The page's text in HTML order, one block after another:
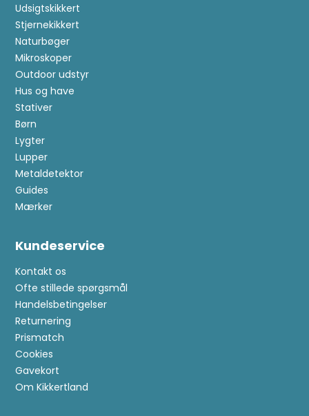
Udsigtskikkert
Stjernekikkert
Naturbøger
Mikroskoper
Outdoor udstyr
Hus og have
Stativer
Børn
Lygter
Lupper
Metaldetektor
Guides
Mærker
Kundeservice
Kontakt os
Ofte stillede spørgsmål
Handelsbetingelser
Returnering
Prismatch
Cookies
Gavekort
Om Kikkertland